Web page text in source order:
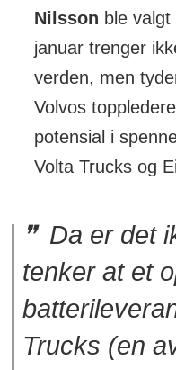
Nilsson ble
januar trenger
verden, men
Volvos
potensial i
Volta Trucks og
Da er det
tenker at et
Trucks (en